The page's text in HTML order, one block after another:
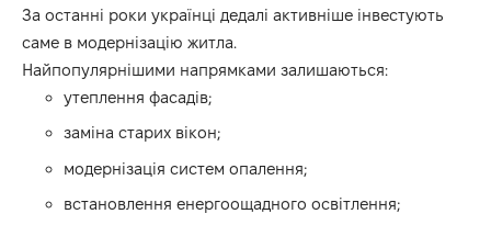
За останні роки українці дедалі активніше інвестують
саме в модернізацію житла.
Найпопулярнішими напрямками залишаються:
утеплення фасадів;
заміна старих вікон;
модернізація систем опалення;
встановлення енергоощадного освітлення;